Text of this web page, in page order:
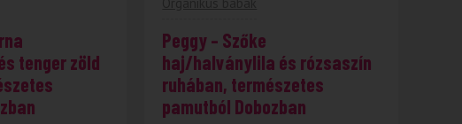
tenger zöld
Peggy – Szőke
haj/halványlila és rózsaszín
ruhában, természetes
pamutból Dobozban